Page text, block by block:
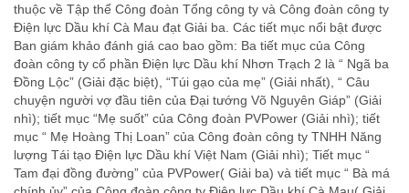
thuộc về Tập thể Công đoàn Tổng công ty và Công đoàn công ty
Điện lực Dầu khí Cà Mau đạt Giải ba. Các tiết mục nổi bật được
Ban giám khảo đánh giá cao bao gồm: Ba tiết mục của Công
đoàn công ty cổ phần Điện lực Dầu khí Nhơn Trạch 2 là “ Ngã ba
Đồng Lộc” (Giải đặc biệt), “Túi gạo của mẹ” (Giải nhất), “ Câu
chuyện người vợ đầu tiên của Đại tướng Võ Nguyên Giáp” (Giải
nhì); tiết mục “Mẹ suốt” của Công đoàn PVPower (Giải nhì); tiết
mục “ Mẹ Hoàng Thị Loan” của Công đoàn công ty TNHH Năng
lượng Tái tạo Điện lực Dầu khí Việt Nam (Giải nhì); Tiết mục “
Tam đại đồng đường” của PVPower( Giải ba) và tiết mục “ Bà má